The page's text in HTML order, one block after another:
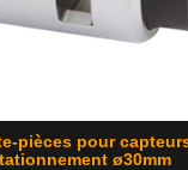
pièces pour
ø30mm